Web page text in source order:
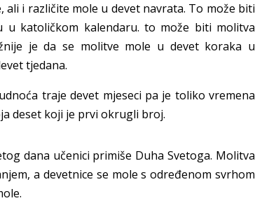
i različite mole u devet navrata. To može biti
katoličkom kalendaru. to može biti molitva
je da se molitve mole u devet koraka u
tjedana.
traje devet mjeseci pa je toliko vremena
deset koji je prvi okrugli broj.
dana učenici primiše Duha Svetoga. Molitva
a devetnice se mole s određenom svrhom